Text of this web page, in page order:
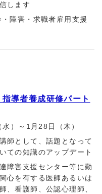
します
障害・求職者雇用支援
導者養成研修パート
）～1月28日（木）
師として、話題となって
ての知識のアップデート
障害支援センター等に勤
心を有する医師あるいは
、看護師、公認心理師、